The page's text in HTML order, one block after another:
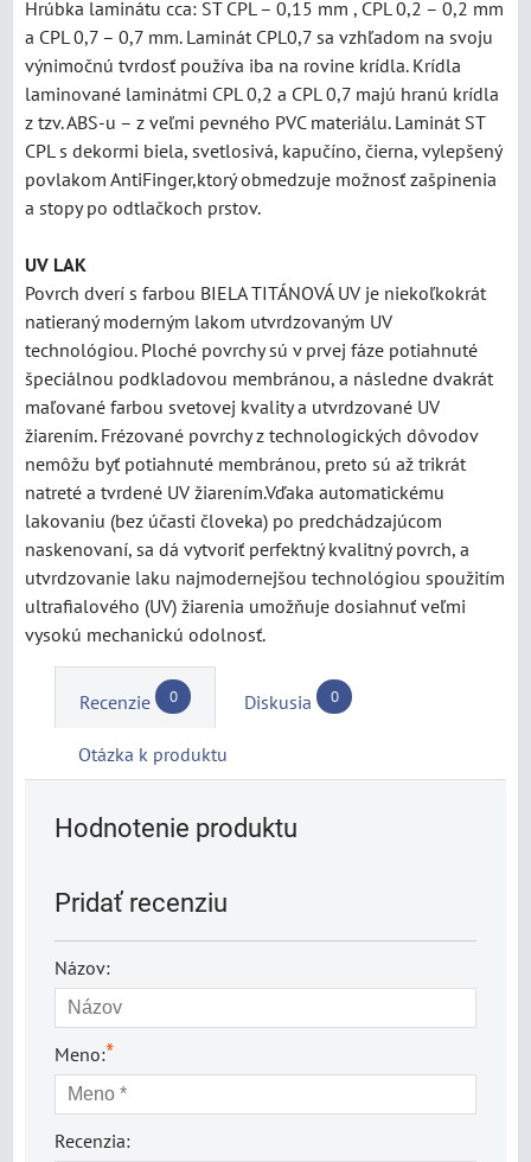
Hrúbka laminátu cca: ST CPL – 0,15 mm , CPL 0,2 – 0,2 mm
a CPL 0,7 – 0,7 mm. Laminát CPL0,7 sa vzhľadom na svoju
výnimočnú tvrdosť používa iba na rovine krídla. Krídla
laminované laminátmi CPL 0,2 a CPL 0,7 majú hranú krídla
z tzv. ABS-u – z veľmi pevného PVC materiálu. Laminát ST
CPL s dekormi biela, svetlosivá, kapučíno, čierna, vylepšený
povlakom AntiFinger,ktorý obmedzuje možnosť zašpinenia
a stopy po odtlačkoch prstov.
UV LAK
Povrch dverí s farbou BIELA TITÁNOVÁ UV je niekoľkokrát
natieraný moderným lakom utvrdzovaným UV
technológiou. Ploché povrchy sú v prvej fáze potiahnuté
špeciálnou podkladovou membránou, a následne dvakrát
maľované farbou svetovej kvality a utvrdzované UV
žiarením. Frézované povrchy z technologických dôvodov
nemôžu byť potiahnuté membránou, preto sú až trikrát
natreté a tvrdené UV žiarením.Vďaka automatickému
lakovaniu (bez účasti človeka) po predchádzajúcom
naskenovaní, sa dá vytvoriť perfektný kvalitný povrch, a
utvrdzovanie laku najmodernejšou technológiou spoužitím
ultrafialového (UV) žiarenia umožňuje dosiahnuť veľmi
vysokú mechanickú odolnosť.
Recenzie 0 Diskusia 0
Otázka k produktu
Hodnotenie produktu
Pridať recenziu
Názov:
Meno:*
Recenzia: